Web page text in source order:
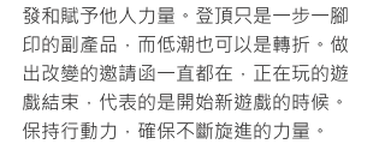
發和賦予他人力量。登頂只是一步一腳
印的副產品，而低潮也可以是轉折。做
出改變的邀請函一直都在，正在玩的遊
戲結束，代表的是開始新遊戲的時候。
保持行動力，確保不斷旋進的力量。